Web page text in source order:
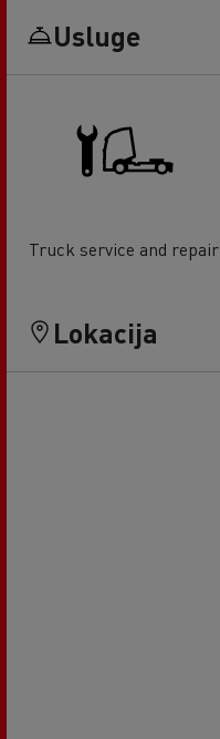
Usluge
Truck service and repair
Lokacija